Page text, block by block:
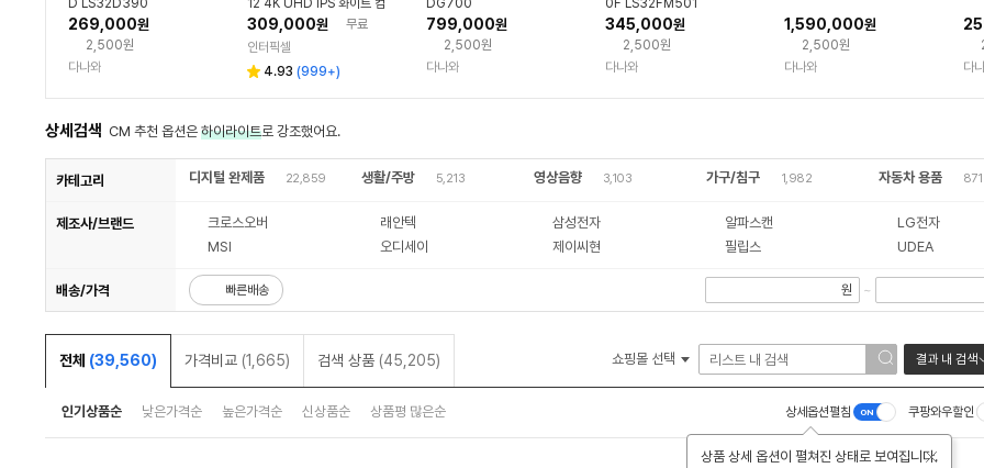
D LS32D390
269,000원
2,500원
다나와
12 4K UHD IPS 화이트 컴
퓨터 모니터 80~81cm(32
309,000원
무료
인터픽셀
4.93 (999+)
DG700
799,000원
2,500원
다나와
0F LS32FM501
345,000원
2,500원
다나와
1,590,000원
2,500원
다나와
다
상세검색 CM 추천 옵션은 하이라이트로 강조했어요.
카테고리 디지털 완제품 22,859 생활/주방 5,213 영상음향 3,103 가구/침구 1,982 자동차 용품 871
제조사/브랜드 크로스오버 래안텍 삼성전자 알파스캔
LG전자
MSI
오디세이 제이씨현 필립스 UDEA
배송/가격 빠른배송 원 ~
전체 (39,560) 가격비교 (1,665) 검색 상품 (45,205) 쇼핑몰 선택 결과 내 검색
인기상품순 낮은가격순 높은가격순 신상품순 상품평 많은순 상세옵션펼침
상품 상세 옵션이 펼쳐진 상태로 보여집니다.
쿠팡와우할인